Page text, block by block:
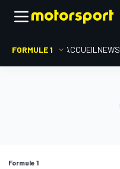
FORMULE 1 ACCUEIL NEWS
Formule 1